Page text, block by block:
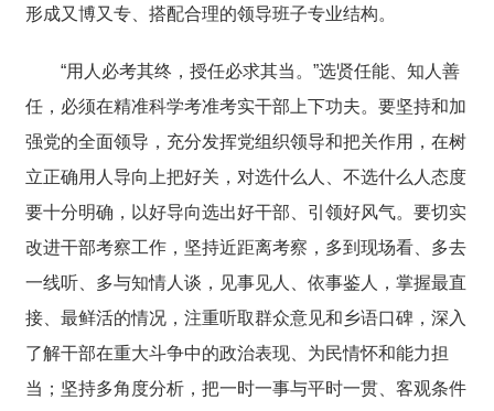
形成又博又专、搭配合理的领导班子专业结构。
“用人必考其终，授任必求其当。”选贤任能、知人善
任，必须在精准科学考准考实干部上下功夫。要坚持和加
强党的全面领导，充分发挥党组织领导和把关作用，在树
立正确用人导向上把好关，对选什么人、不选什么人态度
要十分明确，以好导向选出好干部、引领好风气。要切实
改进干部考察工作，坚持近距离考察，多到现场看、多去
一线听、多与知情人谈，见事见人、依事鉴人，掌握最直
接、最鲜活的情况，注重听取群众意见和乡语口碑，深入
了解干部在重大斗争中的政治表现、为民情怀和能力担
当；坚持多角度分析，把一时一事与平时一贯、客观条件